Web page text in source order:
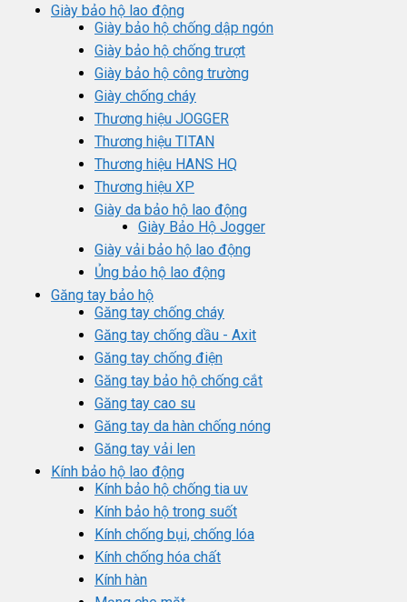
Giày bảo hộ lao động
Giày bảo hộ chống dập ngón
Giày bảo hộ chống trượt
Giày bảo hộ công trường
Giày chống cháy
Thương hiệu JOGGER
Thương hiệu TITAN
Thương hiệu HANS HQ
Thương hiệu XP
Giày da bảo hộ lao động
Giày Bảo Hộ Jogger
Giày vải bảo hộ lao động
Ủng bảo hộ lao động
Găng tay bảo hộ
Găng tay chống cháy
Găng tay chống dầu - Axit
Găng tay chống điện
Găng tay bảo hộ chống cắt
Găng tay cao su
Găng tay da hàn chống nóng
Găng tay vải len
Kính bảo hộ lao động
Kính bảo hộ chống tia uv
Kính bảo hộ trong suốt
Kính chống bụi, chống lóa
Kính chống hóa chất
Kính hàn